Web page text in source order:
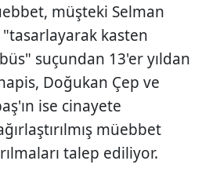
müşteki Selman
kasten
suçundan 13'er yıldan
Doğukan Çep ve
ise cinayete
müebbet
talep ediliyor.